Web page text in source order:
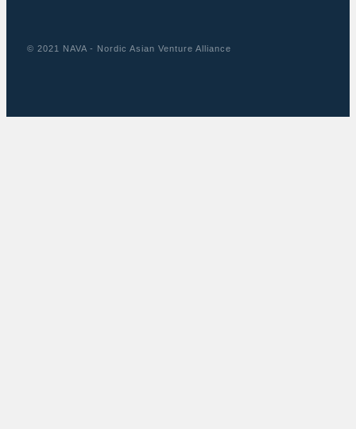
© 2021 NAVA - Nordic Asian Venture Alliance